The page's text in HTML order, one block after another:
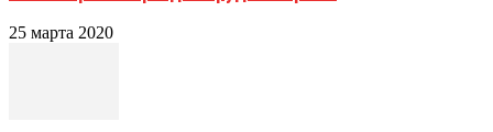
25 марта 2020